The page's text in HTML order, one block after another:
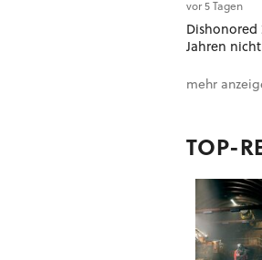
vor 5 Tagen
Dishonored
Jahren nicht
mehr
TOP-